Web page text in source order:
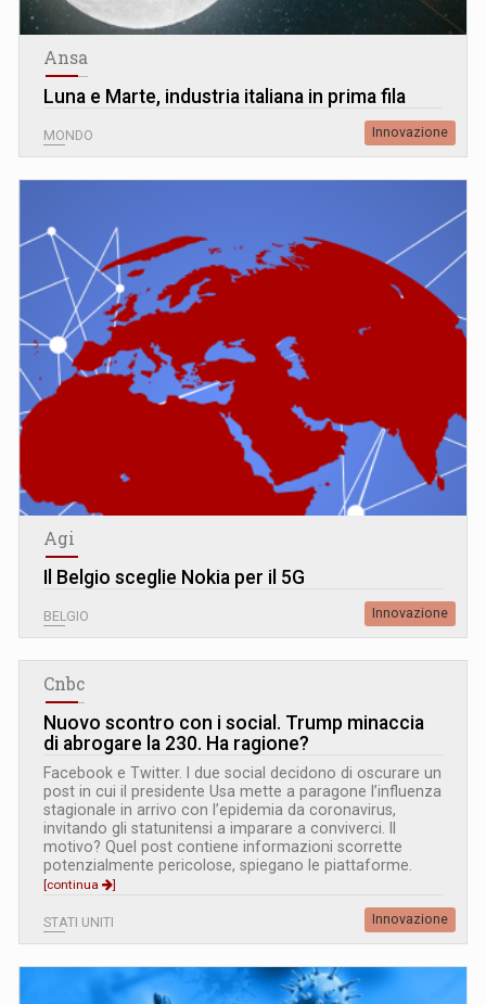
Ansa
Luna e Marte, industria italiana in prima fila
MONDO Innovazione
Agi
Il Belgio sceglie Nokia per il 5G
BELGIO Innovazione
Cnbc
Nuovo scontro con i social. Trump minaccia
di abrogare la 230. Ha ragione?
Facebook e Twitter. I due social decidono di oscurare un
post in cui il presidente Usa mette a paragone l’influenza
stagionale in arrivo con l’epidemia da coronavirus,
invitando gli statunitensi a imparare a conviverci. Il
motivo? Quel post contiene informazioni scorrette
potenzialmente pericolose, spiegano le piattaforme.
[continua ]
STATI UNITI Innovazione